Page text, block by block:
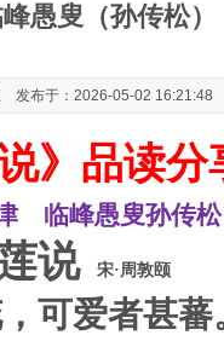
愚叟（孙传松
发布于：2026-05-02 16:21:48
说》品读分
临峰愚叟孙传松
说宋·周敦颐
可爱者甚